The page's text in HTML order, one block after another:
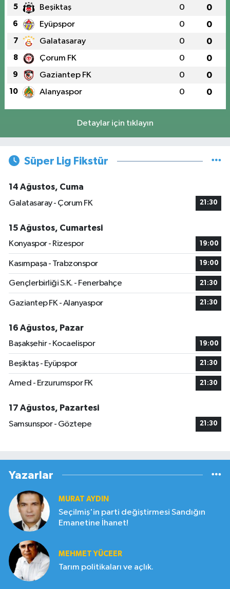
5 Beşiktaş 0 0
6 Eyüpspor 0 0
7 Galatasaray 0 0
8 Çorum FK 0 0
9 Gaziantep FK 0 0
10 Alanyaspor 0 0
Detaylar için tıklayın
Süper Lig Fikstür
14 Ağustos, Cuma
Galatasaray - Çorum FK
21:30
15 Ağustos, Cumartesi
Konyaspor - Rizespor
19:00
Kasımpaşa - Trabzonspor 19:00
Gençlerbirliği S.K. - Fenerbahçe 21:30
Gaziantep FK - Alanyaspor 21:30
16 Ağustos, Pazar
Başakşehir - Kocaelispor
19:00
Beşiktaş - Eyüpspor 21:30
Amed - Erzurumspor FK 21:30
17 Ağustos, Pazartesi
Samsunspor - Göztepe
21:30
Yazarlar
MURAT AYDIN
Seçilmiş'in parti değiştirmesi Sandığın
Emanetine İhanet!
MEHMET YÜCEER
Tarım politikaları ve açlık.